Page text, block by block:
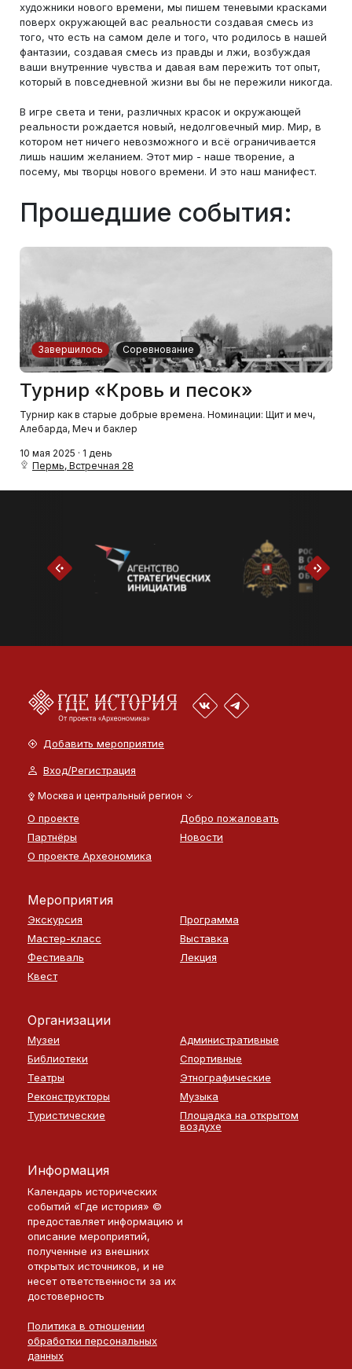
художники нового времени, мы пишем теневыми красками
поверх окружающей вас реальности создавая смесь из
того, что есть на самом деле и того, что родилось в нашей
фантазии, создавая смесь из правды и лжи, возбуждая
ваши внутренние чувства и давая вам пережить тот опыт,
который в повседневной жизни вы бы не пережили никогда.
В игре света и тени, различных красок и окружающей
реальности рождается новый, недолговечный мир. Мир, в
котором нет ничего невозможного и всё ограничивается
лишь нашим желанием. Этот мир - наше творение, а
посему, мы творцы нового времени. И это наш манифест.
Прошедшие события:
Завершилось Соревнование
Турнир «Кровь и песок»
Турнир как в старые добрые времена. Номинации: Щит и меч,
Алебарда, Меч и баклер
10 мая 2025 · 1 день
Пермь, Встречная 28
Добавить мероприятие
Вход/Регистрация
Москва и центральный регион
О проекте
Добро пожаловать
Партнёры
Новости
О проекте Археономика
Мероприятия
Экскурсия
Программа
Мастер-класс
Выставка
Фестиваль
Лекция
Квест
Организации
Музеи
Административные
Библиотеки
Спортивные
Театры
Этнографические
Реконструкторы
Музыка
Туристические
Площадка на открытом
воздухе
Информация
Календарь исторических
событий «Где история» ©
предоставляет информацию и
описание мероприятий,
полученные из внешних
открытых источников, и не
несет ответственности за их
достоверность
Политика в отношении
обработки персональных
данных